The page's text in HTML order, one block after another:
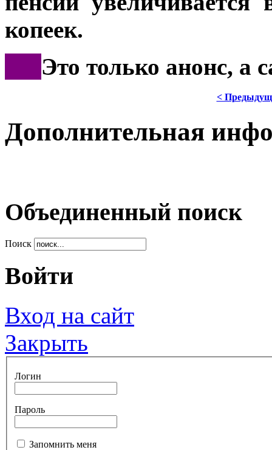
копеек.
Это только анонс, а
<
Дополнительная
Объединенный поиск
Поиск
Войти
Вход на сайт
Закрыть
Логин
Пароль
Запомнить меня